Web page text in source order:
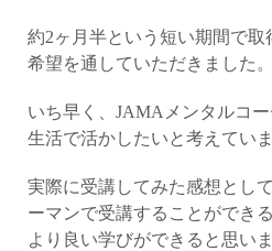
約2ヶ月半という短い期間で
希望を通していただきました。
いち早く、JAMAメンタルコ
生活で活かしたいと考えていま
実際に受講してみた感想とし
ーマンで受講することができ
より良い学びができると思いま